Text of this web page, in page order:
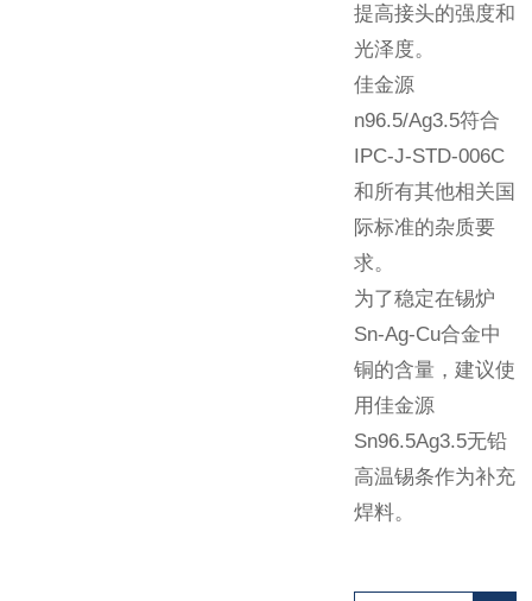
提高接头的强度和
光泽度。
佳金源
n96.5/Ag3.5符合
IPC-J-STD-006C
和所有其他相关国
际标准的杂质要
求。
为了稳定在锡炉
Sn-Ag-Cu合金中
铜的含量，建议使
用佳金源
Sn96.5Ag3.5无铅
高温锡条作为补充
焊料。